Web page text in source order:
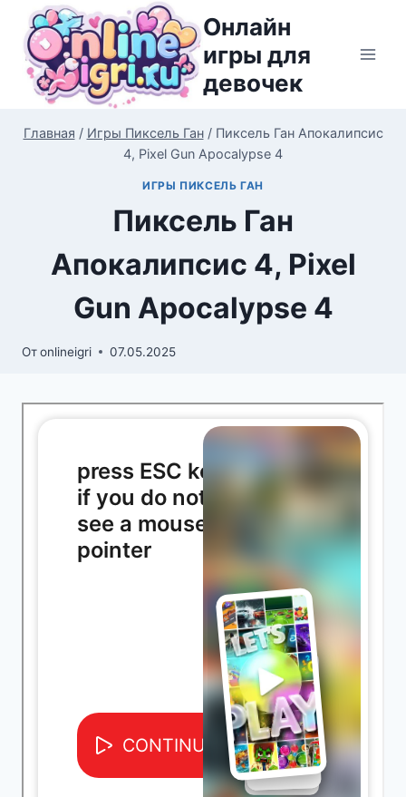
Перейти
содержимому
Онлайн
игры для
девочек
Главная / Игры Пиксель Ган / Пиксель Ган Апокалипсис
4, Pixel Gun Apocalypse 4
ИГРЫ ПИКСЕЛЬ ГАН
Пиксель Ган
Апокалипсис 4, Pixel
Gun Apocalypse 4
Отonlineigri 07.05.2025